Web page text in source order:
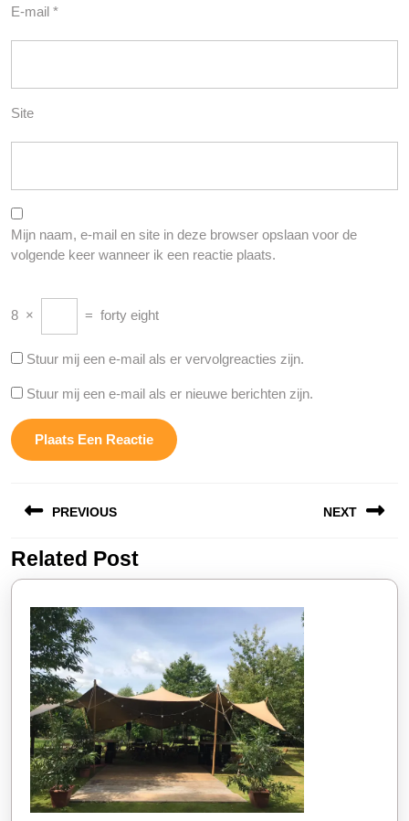
E-mail *
Site
Mijn naam, e-mail en site in deze browser opslaan voor de
volgende keer wanneer ik een reactie plaats.
8 × = forty eight
Stuur mij een e-mail als er vervolgreacties zijn.
Stuur mij een e-mail als er nieuwe berichten zijn.
PREVIOUS
Vorige
bericht:
NEXT
bericht:
Related Post